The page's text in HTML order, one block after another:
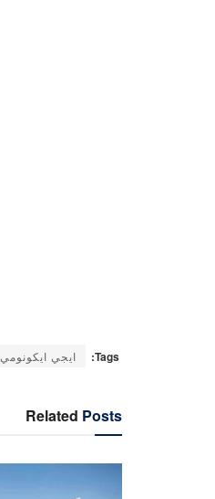
Tags: ايجي ايكونومي
Related Posts